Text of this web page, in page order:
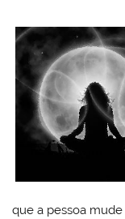
que a pessoa